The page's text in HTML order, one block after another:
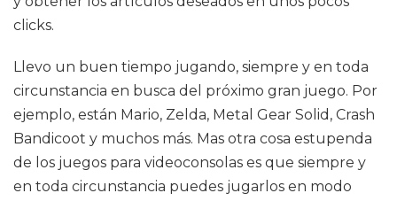
clicks.
Llevo un buen tiempo jugando, siempre y en toda
circunstancia en busca del próximo gran juego. Por
ejemplo, están Mario, Zelda, Metal Gear Solid, Crash
Bandicoot y muchos más. Mas otra cosa estupenda
de los juegos para videoconsolas es que siempre y
en toda circunstancia puedes jugarlos en modo